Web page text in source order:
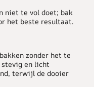
niet te vol doet; bak
het beste resultaat.
zonder het te
en licht
terwijl de dooier